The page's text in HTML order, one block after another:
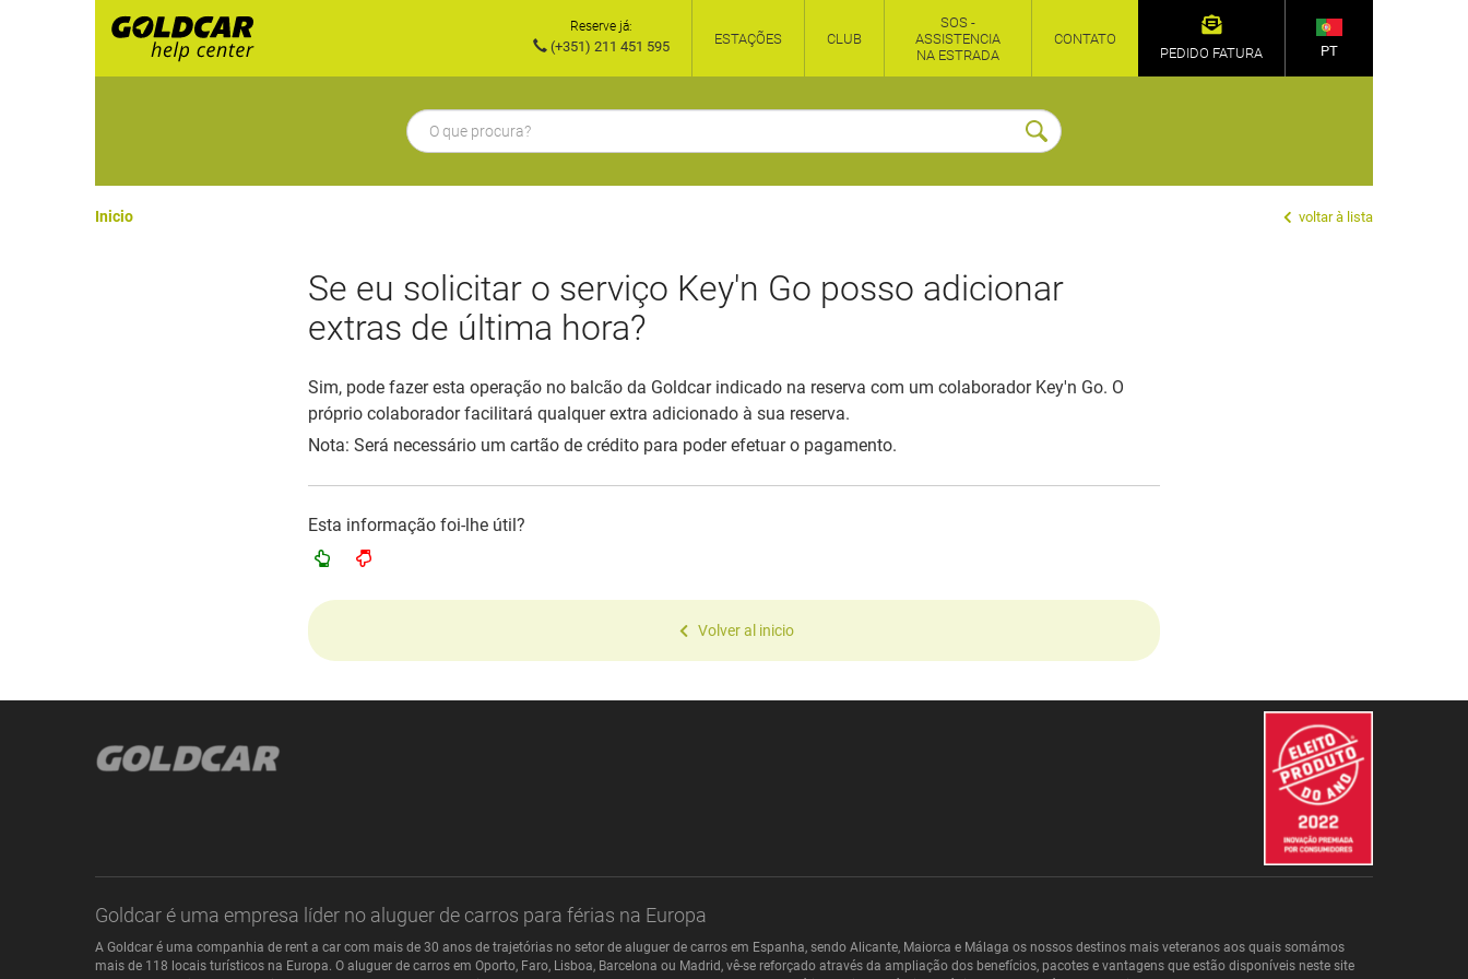
Reserve já:
(+351) 211 451 595 ESTAÇÕES CLUB
SOS -
ASSISTENCIA
NA ESTRADA
CONTATO
PEDIDO FATURA
PT
Inicio voltar à lista
Se eu solicitar o serviço Key'n Go posso adicionar
extras de última hora?
Sim, pode fazer esta operação no balcão da Goldcar indicado na reserva com um colaborador Key'n Go. O
próprio colaborador facilitará qualquer extra adicionado à sua reserva.
Nota: Será necessário um cartão de crédito para poder efetuar o pagamento.
Esta informação foi-lhe útil?
Volver al inicio
Goldcar é uma empresa líder no aluguer de carros para férias na Europa
A Goldcar é uma companhia de rent a car com mais de 30 anos de trajetórias no setor de aluguer de carros em Espanha, sendo Alicante, Maiorca e Málaga os nossos destinos mais veteranos aos quais somámos
mais de 118 locais turísticos na Europa. O aluguer de carros em Oporto, Faro, Lisboa, Barcelona ou Madrid, vê-se reforçado através da ampliação dos benefícios, pacotes e vantagens que estão disponíveis neste site